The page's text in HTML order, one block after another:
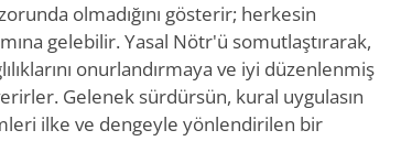
olmadığını gösterir; herkesin
gelebilir. Yasal Nötr'ü somutlaştırarak,
onurlandırmaya ve iyi düzenlenmiş
Gelenek sürdürsün, kural uygulasın
ilke ve dengeyle yönlendirilen bir